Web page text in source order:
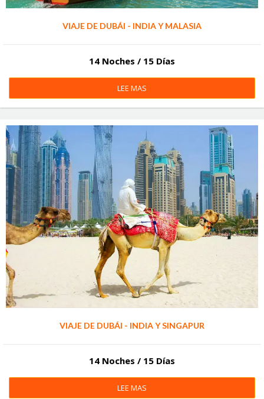
VIAJE DE DUBÁI - INDIA Y MALASIA
14 Noches / 15 Días
LEE MAS
VIAJE DE DUBÁI - INDIA Y SINGAPUR
14 Noches / 15 Días
LEE MAS